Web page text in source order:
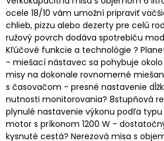
ocele 18/10 vám umožní pripraviť
chlieb, pizzu alebo dezerty pre celú
ružový povrch dodáva spotrebiču
Kľúčové funkcie a technológie ?
- miešací nástavec sa pohybuje
misy na dokonale rovnomerné
s časovačom - presné nastavenie
nutnosti monitorovania? 8stupňová
plynulé nastavenie výkonu podľa typu
motor s príkonom 1200 W -
kysnuté cestá? Nerezová misa s